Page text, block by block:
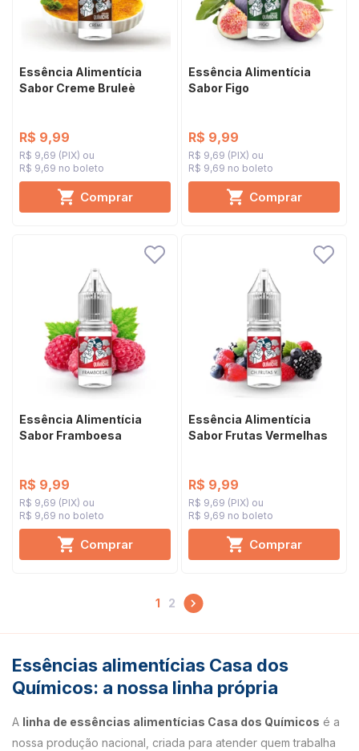
Essência Alimentícia
Sabor Creme Bruleè
R$ 9,99
R$ 9,69 (PIX)
R$ 9,69 no boleto
Comprar
Essência Alimentícia
Sabor Figo
R$ 9,99
R$ 9,69 (PIX)
R$ 9,69 no boleto
Comprar
Essência Alimentícia
Sabor Framboesa
R$ 9,99
R$ 9,69 (PIX)
R$ 9,69 no boleto
Comprar
Essência Alimentícia
Sabor Frutas Vermelhas
R$ 9,99
R$ 9,69 (PIX)
R$ 9,69 no boleto
Comprar
1 2
Essências alimentícias Casa dos
Químicos: a nossa linha própria
A linha de essências alimentícias Casa dos Químicos é a
nossa produção nacional, criada para atender quem trabalha